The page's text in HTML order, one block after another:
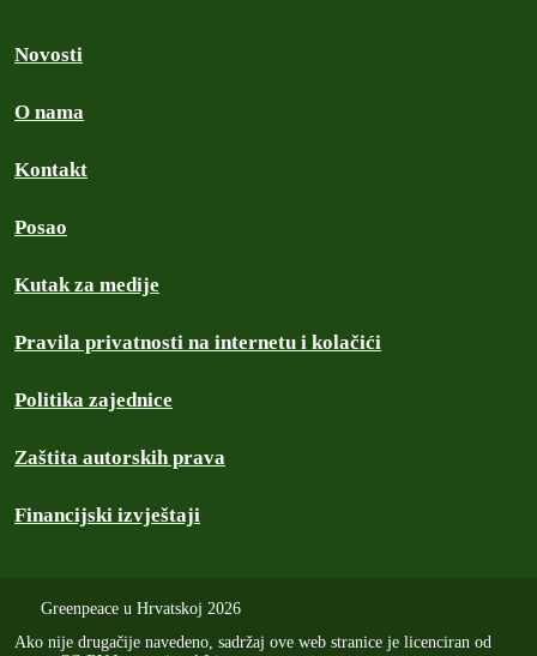
Novosti
O nama
Kontakt
Posao
Kutak za medije
Pravila privatnosti na internetu i kolačići
Politika zajednice
Zaštita autorskih prava
Financijski izvještaji
Greenpeace u Hrvatskoj 2026
Ako nije drugačije navedeno, sadržaj ove web stranice je licenciran od